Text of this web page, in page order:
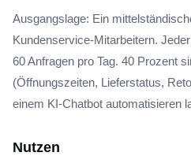
Ausgangslage: Ein
Kundenservice-Mitarbeitern.
60 Anfragen pro Tag. 40 Prozent
(Öffnungszeiten, Lieferstatus,
einem KI-Chatbot automatisieren
Nutzen